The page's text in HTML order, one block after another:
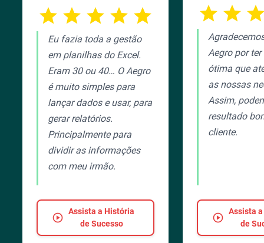
star star star star star
Eu fazia toda a gestão
em planilhas do Excel.
Eram 30 ou 40… O Aegro
é muito simples para
lançar dados e usar, para
gerar relatórios.
Principalmente para
dividir as informações
com meu irmão.
play_circle Assista a História
de Sucesso
star star
Aegro por
ótima que
as nossas
Assim,
resultado
cliente.
play_circle Assista
de